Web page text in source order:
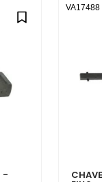
-
VA17488